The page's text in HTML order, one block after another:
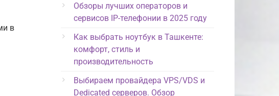
в
Обзоры лучших операторов и
сервисов IP-телефонии в 2025 году
Как выбрать ноутбук в Ташкенте:
комфорт, стиль и
производительность
Выбираем провайдера VPS/VDS и
Dedicated серверов. Обзор